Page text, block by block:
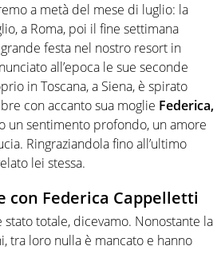
a metà del mese di luglio: la
a Roma, poi il fine settimana
festa nel nostro resort in
all’epoca le sue seconde
in Toscana, a Siena, è spirato
con accanto sua moglie Federica,
un sentimento profondo, un amore
Ringraziandola fino all’ultimo
lei stessa.
con Federica Cappelletti
stato totale, dicevamo. Nonostante la
tra loro nulla è mancato e hanno